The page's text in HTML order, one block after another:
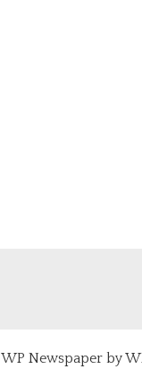
WP Newspaper by